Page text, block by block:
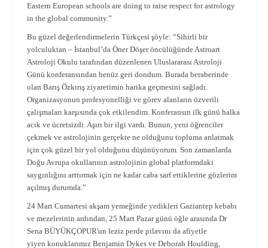
Eastern European schools are doing to raise respect for astrology
in the global community.”
Bu güzel değerlendirmelerin Türkçesi şöyle: “Sihirli bir
yolculuktan – İstanbul’da Öner Döşer öncülüğünde Astroart
Astroloji Okulu tarafından düzenlenen Uluslararası Astroloji
Günü konferansından henüz geri dondum. Burada beraberinde
olan Barış Özkırış ziyaretimin harika geçmesini sağladı.
Organizasyonun profesyonelliği ve görev alanların özverili
çalışmaları karşısında çok etkilendim. Konferansın ilk günü halka
acık ve ücretsizdi. Aşırı bir ilgi vardı. Bunun, yeni öğrenciler
çekmek ve astrolojinin gerçekte ne olduğunu topluma anlatmak
için çok güzel bir yol olduğunu düşünüyorum. Son zamanlarda
Doğu Avrupa okullarının astrolojinin global platformdaki
saygınlığını arttırmak için ne kadar caba sarf ettiklerine gözlerim
açılmış durumda.”
24 Mart Cumartesi akşam yemeğinde yedikleri Gaziantep kebabı
ve mezelerinin ardından, 25 Mart Pazar günü öğle arasında Dr
Sena BÜYÜKÇOPUR'un leziz perde pilavını da afiyetle
yiyen konuklarımız Benjamin Dykes ve Deborah Houlding,